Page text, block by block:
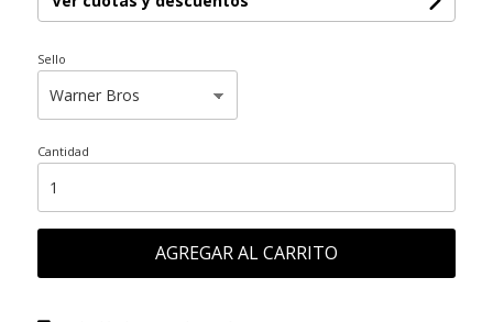
Sello
Cantidad
AGREGAR AL CARRITO